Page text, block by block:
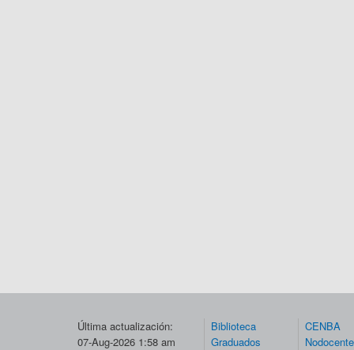
Última actualización:
07-Aug-2026 1:58 am
Biblioteca
Graduados
CENBA